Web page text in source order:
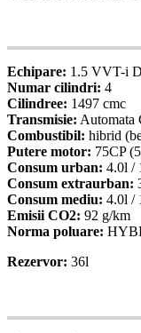
Echipare: 1.5 VVT-i
Numar cilindri: 4
Cilindree: 1497 cmc
Transmisie: Automata
Combustibil: hibrid
Putere motor: 75CP
Consum urban: 4.0l /
Consum extraurban:
Consum mediu: 4.0l /
Emisii CO2: 92 g/km
Norma poluare:
Rezervor: 36l